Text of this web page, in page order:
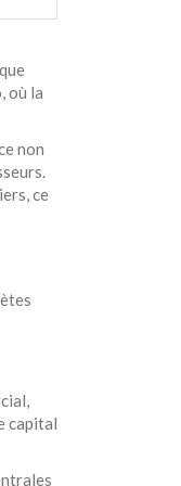
où la
non
ce
capital